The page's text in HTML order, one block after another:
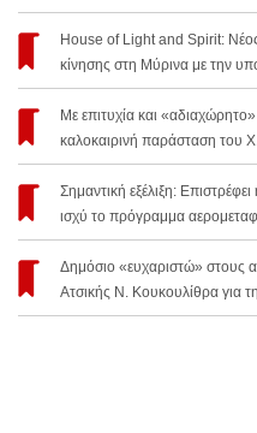
House of Light and Spirit: Νέος
κίνησης στη Μύρινα με την
Με επιτυχία και
καλοκαιρινή παράσταση
Σημαντική εξέλιξη:
ισχύ το πρόγραμμα
Δημόσιο «ευχαριστώ» στους
Ατσικής Ν. Κουκουλίθρα για